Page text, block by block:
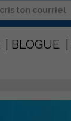
BLOGUE